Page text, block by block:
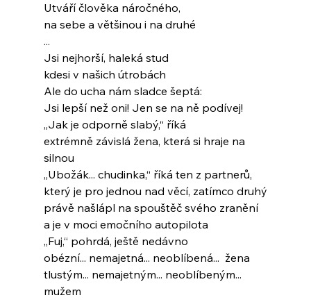
Utváří člověka náročného,
na sebe a většinou i na druhé
...
Jsi nejhorší, haleká stud
kdesi v našich útrobách
Ale do ucha nám sladce šeptá:
Jsi lepší než oni! Jen se na ně podívej!
„Jak je odporně slabý,“ říká
extrémně závislá žena, která si hraje na
silnou
„Ubožák... chudinka,“ říká ten z partnerů,
který je pro jednou nad věcí, zatímco druhý
právě našlápl na spouštěč svého zranění
a je v moci emočního autopilota
„Fuj,“ pohrdá, ještě nedávno
obézní... nemajetná... neoblíbená...  žena
tlustým... nemajetným... neoblíbeným...
mužem